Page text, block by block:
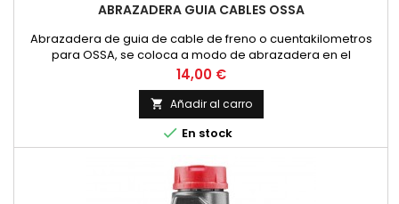
ABRAZADERA GUIA CABLES OSSA
Abrazadera de guia de cable de freno o cuentakilometros
para OSSA, se coloca a modo de abrazadera en el
guardapolvos de la suspension y permite que los cables no
se giren ni se introduzcan en la rueda.
Precio
14,00 €
 Añadir al carro
 En stock